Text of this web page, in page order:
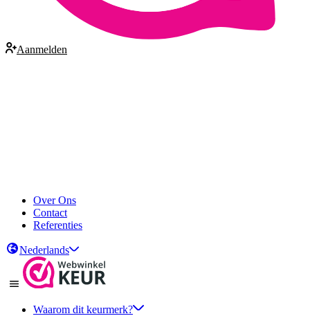
Aanmelden
Over Ons
Contact
Referenties
Nederlands
Waarom dit keurmerk?